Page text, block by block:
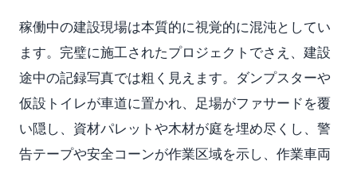
稼働中の建設現場は本質的に視覚的に混沌としてい
ます。完璧に施工されたプロジェクトでさえ、建設
途中の記録写真では粗く見えます。ダンプスターや
仮設トイレが車道に置かれ、足場がファサードを覆
い隠し、資材パレットや木材が庭を埋め尽くし、警
告テープや安全コーンが作業区域を示し、作業車両